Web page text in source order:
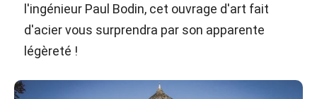
l'ingénieur Paul Bodin, cet ouvrage d'art fait
d'acier vous surprendra par son apparente
légèreté !